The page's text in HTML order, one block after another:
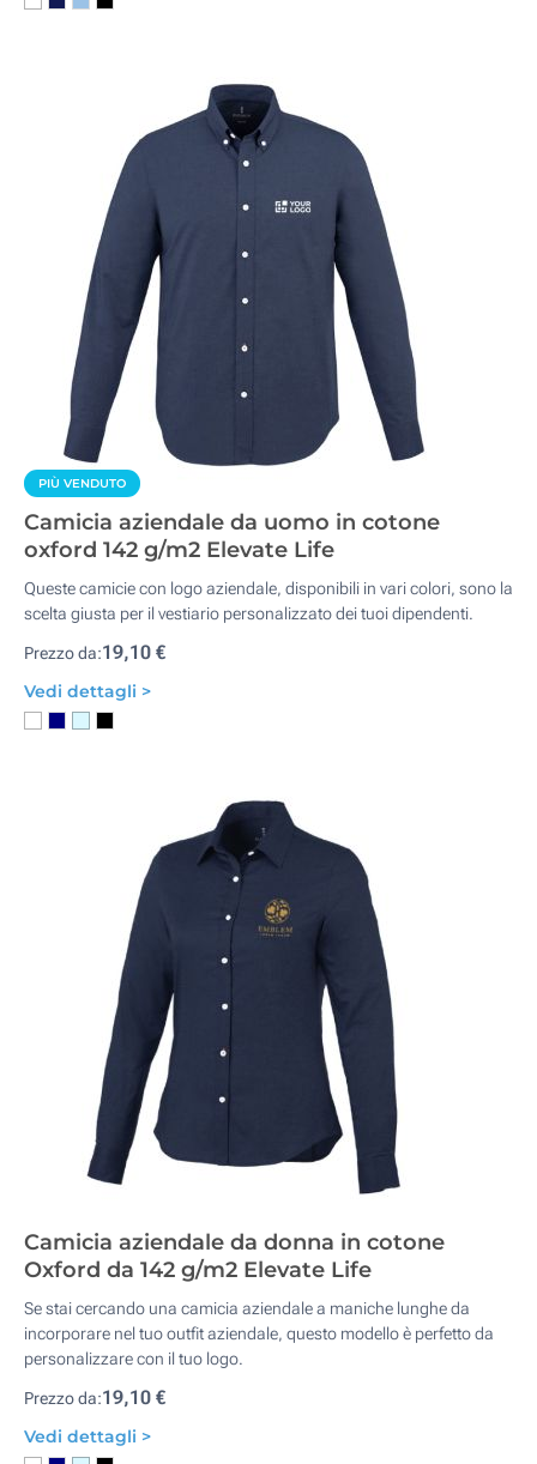
PIÙ VENDUTO
Camicia aziendale da uomo in cotone
oxford 142 g/m2 Elevate Life
Queste camicie con logo aziendale, disponibili in vari colori, sono la
scelta giusta per il vestiario personalizzato dei tuoi dipendenti.
Prezzo da:19,10 €
Vedi dettagli >
Camicia aziendale da donna in cotone
Oxford da 142 g/m2 Elevate Life
Se stai cercando una camicia aziendale a maniche lunghe da
incorporare nel tuo outfit aziendale, questo modello è perfetto da
personalizzare con il tuo logo.
Prezzo da:19,10 €
Vedi dettagli >